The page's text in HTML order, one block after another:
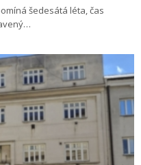
šedesátá léta, čas